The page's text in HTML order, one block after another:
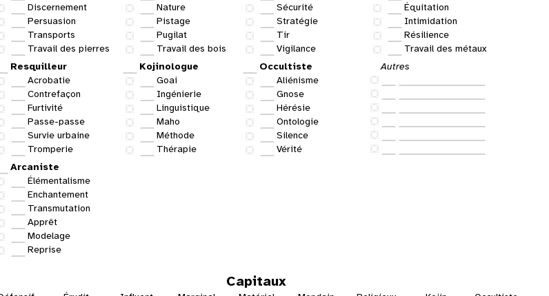
Discernement
Persuasion
Transports
Travail des pierres
Nature
Pistage
Pugilat
Travail des bois
Sécurité
Stratégie
Tir
Vigilance
Équitation
Intimidation
Résilience
Travail des métaux
Resquilleur
Acrobatie
Contrefaçon
Furtivité
Passe-passe
Survie urbaine
Tromperie
Kojinologue
Goai
Ingénierie
Linguistique
Maho
Méthode
Thérapie
Occultiste
Aliénisme
Gnose
Hérésie
Ontologie
Silence
Vérité
Autres
Arcaniste
Élémentalisme
Enchantement
Transmutation
Apprêt
Modelage
Reprise
Capitaux